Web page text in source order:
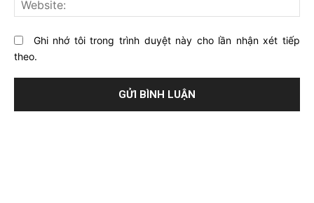
Ghi nhớ tôi trong trình duyệt này cho lần nhận xét tiếp
theo.